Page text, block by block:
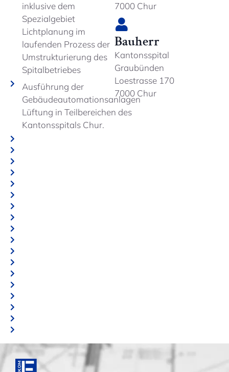
inklusive dem
Spezialgebiet
Lichtplanung im
laufenden Prozess der
Umstrukturierung des
Spitalbetriebes
Ausführung der
Gebäudeautomationsanlagen
Lüftung in Teilbereichen des
Kantonsspitals Chur.
7000 Chur
Bauherr
Kantonsspital
Graubünden
Loestrasse 170
7000 Chur